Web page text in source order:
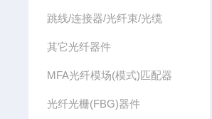
跳线/连接器/光纤束/光缆
其它光纤器件
MFA光纤模场(模式)匹配器
光纤光栅(FBG)器件